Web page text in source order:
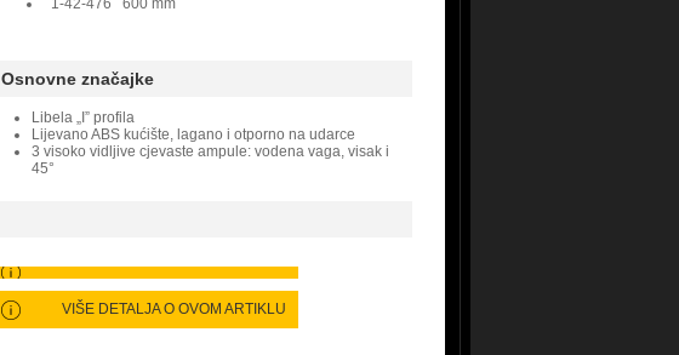
1-42-476 600 mm
Osnovne značajke
Libela „I” profila
Lijevano ABS kućište, lagano i otporno na udarce
3 visoko vidljive cjevaste ampule: vodena vaga, visak i
45°
VIŠE DETALJA O OVOM ARTIKLU